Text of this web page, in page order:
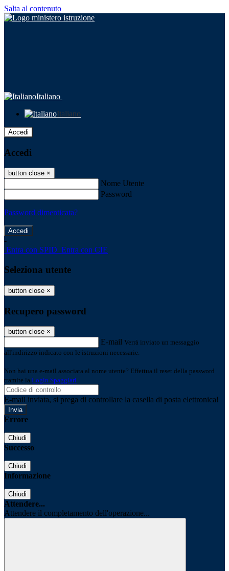
Salta al contenuto
Italiano
Italiano
Accedi
Accedi
button close ×
Nome Utente
Password
Password dimenticata?
-
Entra con SPID Entra con CIE
Seleziona utente
button close ×
Recupero password
button close ×
E-mail Verrà inviato un messaggio
all'indirizzo indicato con le istruzioni necessarie.
Non hai una e-mail associata al nome utente? Effettua il reset della password
tramite la Login Spaggiari
E-mail inviata, si prega di controllare la casella di posta elettronica!
Errore
Chiudi
Successo
Chiudi
Informazione
Chiudi
Attendere...
Attendere il completamento dell'operazione...